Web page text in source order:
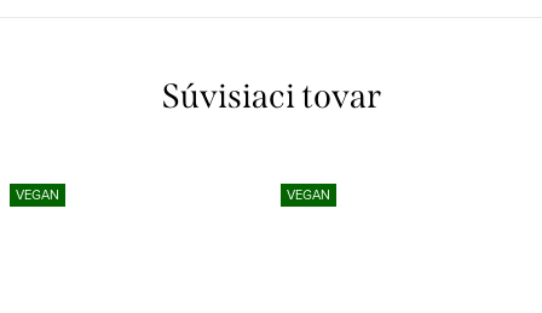
Súvisiaci tovar
VEGAN VEGAN